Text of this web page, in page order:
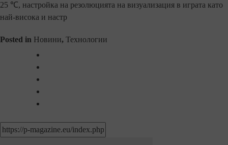
25 ℃, настройка на резолюцията на визуализация в играта като
най-висока и настр
Posted in Новини, Технологии